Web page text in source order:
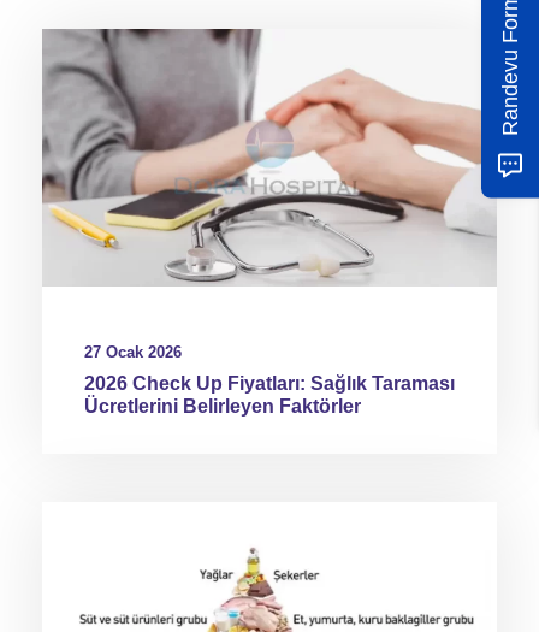
27 Ocak 2026
2026 Check Up Fiyatları: Sağlık Taraması
Ücretlerini Belirleyen Faktörler
Randevu Formu